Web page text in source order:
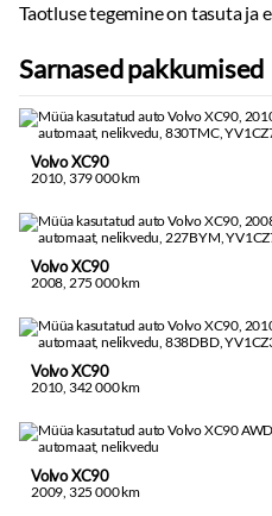
Taotluse tegemine on tasuta ja
Sarnased pakkumised
Volvo XC90
2010, 379 000 km
Volvo XC90
2008, 275 000 km
Volvo XC90
2010, 342 000 km
Volvo XC90
2009, 325 000 km